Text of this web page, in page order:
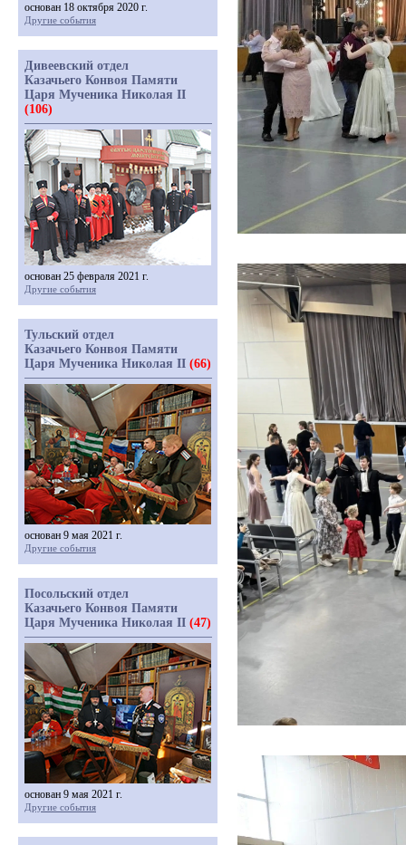
основан 18 октября 2020 г.
Другие события
Дивеевский отдел
Казачьего Конвоя Памяти
Царя Мученика Николая II
(106)
основан 25 февраля 2021 г.
Другие события
Тульский отдел
Казачьего Конвоя Памяти
Царя Мученика Николая II (66)
основан 9 мая 2021 г.
Другие события
Посольский отдел
Казачьего Конвоя Памяти
Царя Мученика Николая II (47)
основан 9 мая 2021 г.
Другие события